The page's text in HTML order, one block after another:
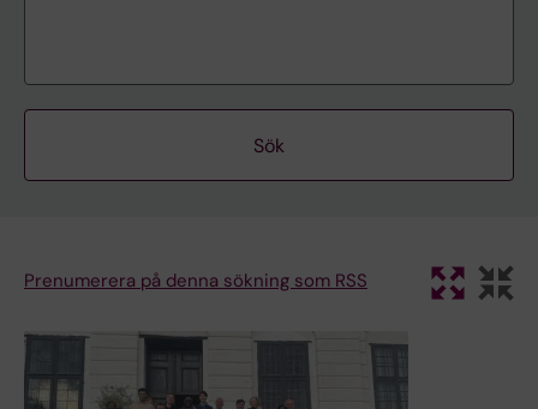
Prenumerera på denna sökning som RSS